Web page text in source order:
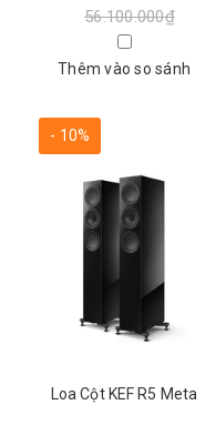
56.100.000₫
Thêm vào so sánh
- 10%
Loa Cột KEF R5 Meta